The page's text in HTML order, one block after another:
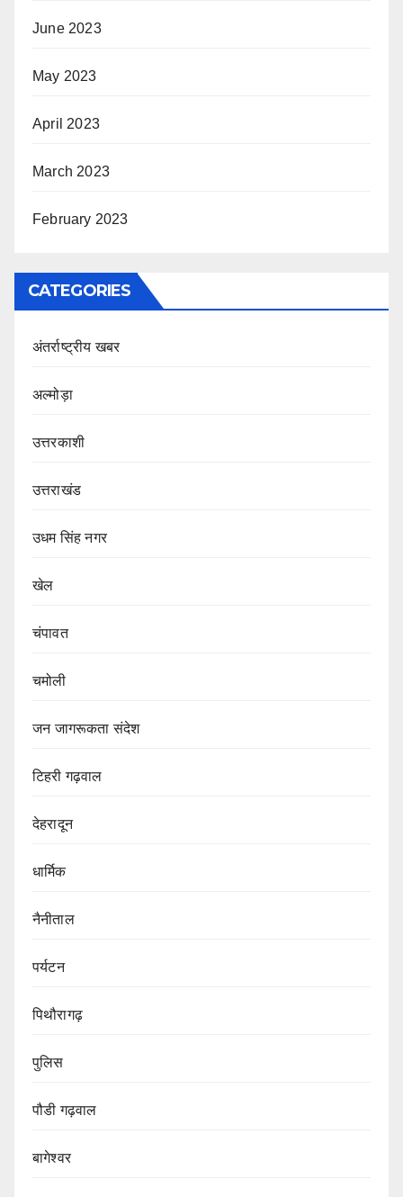
June 2023
May 2023
April 2023
March 2023
February 2023
CATEGORIES
अंतर्राष्ट्रीय खबर
अल्मोड़ा
उत्तरकाशी
उत्तराखंड
उधम सिंह नगर
खेल
चंपावत
चमोली
जन जागरूकता संदेश
टिहरी गढ़वाल
देहरादून
धार्मिक
नैनीताल
पर्यटन
पिथौरागढ़
पुलिस
पौडी गढ़वाल
बागेश्वर